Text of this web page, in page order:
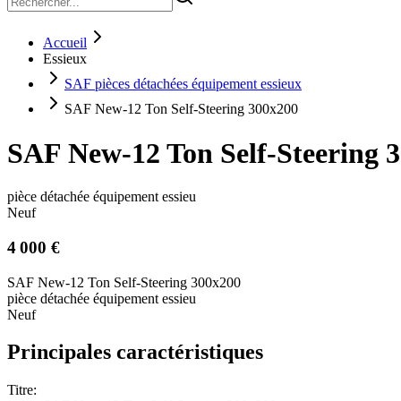
Accueil
Essieux
SAF pièces détachées équipement essieux
SAF New-12 Ton Self-Steering 300x200
SAF New-12 Ton Self-Steering
pièce détachée équipement essieu
Neuf
4 000 €
SAF New-12 Ton Self-Steering 300x200
pièce détachée équipement essieu
Neuf
Principales caractéristiques
Titre: